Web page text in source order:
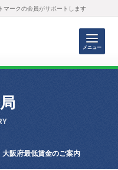
マークの会員がサポートします
メニュー
阪府最低賃金のご案内